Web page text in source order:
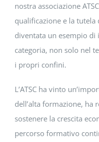
nostra associazione
qualificazione e la tutela
diventata un esempio di
categoria, non solo nel
i propri confini.
L’ATSC ha vinto
dell’alta formazione, ha
sostenere la crescita
percorso formativo